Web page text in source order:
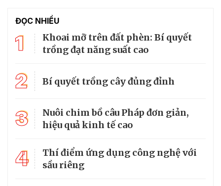
ĐỌC NHIỀU
1
Khoai mỡ trên đất phèn: Bí quyết
trồng đạt năng suất cao
2 Bí quyết trồng cây đủng đỉnh
3
Nuôi chim bồ câu Pháp đơn giản,
hiệu quả kinh tế cao
4
Thí điểm ứng dụng công nghệ với
sầu riêng